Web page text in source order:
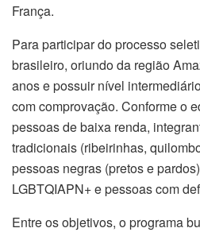
França.
Para participar do processo
brasileiro, oriundo da região
anos e possuir nível
com comprovação. Conforme o
pessoas de baixa renda,
tradicionais (ribeirinhas,
pessoas negras (pretos e
LGBTQIAPN+ e pessoas com
Entre os objetivos, o programa